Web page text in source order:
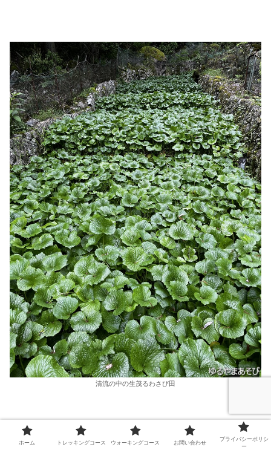
清流の中の生茂るわさび田
ホーム トレッキングコース ウォーキングコース お問い合わせ
プライバシーポリシ
ー